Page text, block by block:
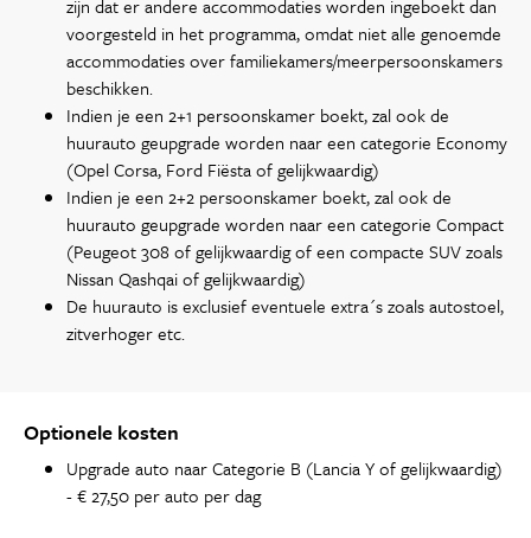
zijn dat er andere accommodaties worden ingeboekt dan
voorgesteld in het programma, omdat niet alle genoemde
accommodaties over familiekamers/meerpersoonskamers
beschikken.
Indien je een 2+1 persoonskamer boekt, zal ook de
huurauto geupgrade worden naar een categorie Economy
(Opel Corsa, Ford Fiësta of gelijkwaardig)
Indien je een 2+2 persoonskamer boekt, zal ook de
huurauto geupgrade worden naar een categorie Compact
(Peugeot 308 of gelijkwaardig of een compacte SUV zoals
Nissan Qashqai of gelijkwaardig)
De huurauto is exclusief eventuele extra´s zoals autostoel,
zitverhoger etc.
Optionele kosten
Upgrade auto naar Categorie B (Lancia Y of gelijkwaardig)
- € 27,50 per auto per dag